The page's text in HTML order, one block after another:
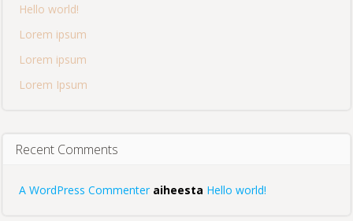
Hello world!
Lorem ipsum
Lorem ipsum
Lorem Ipsum
Recent Comments
A WordPress Commenter aiheesta Hello world!